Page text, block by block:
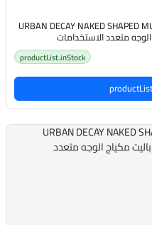
URBAN DECAY NAKED SHAPED
productList.inStock